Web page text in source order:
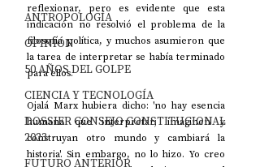
ANTROPOLOGÍA
OPINIÓN
50 AÑOS DEL GOLPE
CIENCIA Y TECNOLOGÍA
DOSSIER CONSEJO CONSTITUCIONAL
2023
FUTURO ANTERIOR
reflexionar, pero es evidente que esta
indicación no resolvió el problema de la
filosofía política, y muchos asumieron que
la tarea de interpretar se había terminado
para ellos.
Ojalá Marx hubiera dicho: 'no hay esencia
humana que interpretar; imaginen y
construyan otro mundo y cambiará la
historia'. Sin embargo, no lo hizo. Yo creo